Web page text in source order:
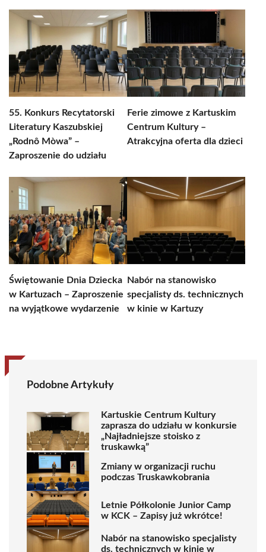
55. Konkurs Recytatorski
Literatury Kaszubskiej
„Rodnô Mòwa” –
Zaproszenie do udziału
Ferie zimowe z Kartuskim
Centrum Kultury –
Atrakcyjna oferta dla dzieci
Świętowanie Dnia Dziecka
w Kartuzach – Zaproszenie
na wyjątkowe wydarzenie
Nabór na stanowisko
specjalisty ds. technicznych
w kinie w Kartuzy
Podobne Artykuły
Kartuskie Centrum Kultury
zaprasza do udziału w konkursie
„Najładniejsze stoisko z
truskawką”
Zmiany w organizacji ruchu
podczas Truskawkobrania
Letnie Półkolonie Junior Camp
w KCK – Zapisy już wkrótce!
Nabór na stanowisko specjalisty
ds. technicznych w kinie w